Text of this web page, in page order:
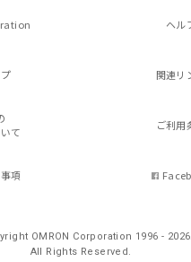
ヘル
関連リ
て
ご利用
項
OMRON Corporation 1996 - 2026.
All Rights Reserved.